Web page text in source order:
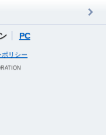
PC
ポリシー